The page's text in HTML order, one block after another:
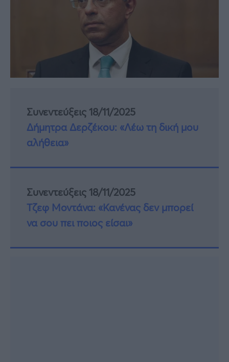
Συνεντεύξεις 18/11/2025
Δήμητρα Δερζέκου: «Λέω τη δική μου
αλήθεια»
Συνεντεύξεις 18/11/2025
Τζεφ Μοντάνα: «Κανένας δεν μπορεί
να σου πει ποιος είσαι»